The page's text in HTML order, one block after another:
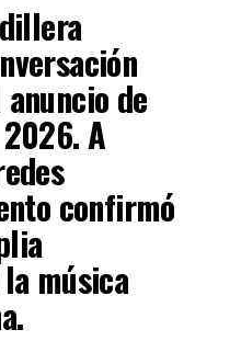
de
A
confirmó
música